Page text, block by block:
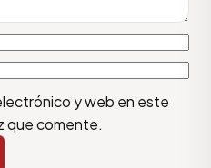
y web en este
que comente.